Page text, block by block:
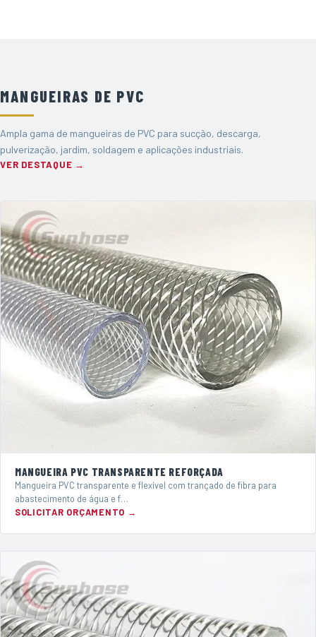
MANGUEIRAS DE PVC
Ampla gama de mangueiras de PVC para sucção, descarga,
pulverização, jardim, soldagem e aplicações industriais.
VER DESTAQUE →
MANGUEIRA PVC TRANSPARENTE REFORÇADA
Mangueira PVC transparente e flexível com trançado de fibra para
abastecimento de água e f…
SOLICITAR ORÇAMENTO →